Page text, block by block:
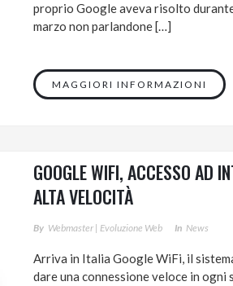
proprio Google aveva risolto
marzo non parlandone […]
MAGGIORI INFORMAZIONI
GOOGLE WIFI, ACCESSO AD
ALTA VELOCITÀ
By Webmaster | Evoluzione Web In News
Arriva in Italia Google WiFi, il
dare una connessione veloce in ogni